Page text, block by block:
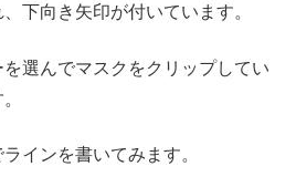
下向き矢印が付いています。
選んでマスクをクリップしてい
インを書いてみます。